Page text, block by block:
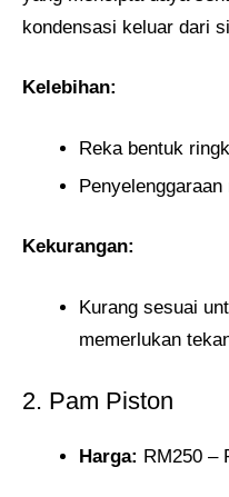
kondensasi keluar dari
Kelebihan:
Reka bentuk
Penyelenggaraan
Kekurangan:
Kurang sesuai
memerlukan
2. Pam Piston
Harga: RM250 –